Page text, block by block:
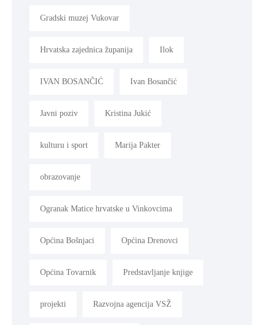
Gradski muzej Vukovar
Hrvatska zajednica županija Ilok
IVAN BOSANČIĆ Ivan Bosančić
Javni poziv Kristina Jukić
kulturu i sport Marija Pakter
obrazovanje
Ogranak Matice hrvatske u Vinkovcima
Općina Bošnjaci Općina Drenovci
Općina Tovarnik Predstavljanje knjige
projekti Razvojna agencija VSŽ